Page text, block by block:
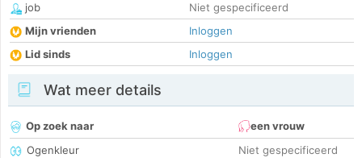
job
Niet gespecificeerd
Mijn vrienden
Inloggen
Lid sinds
Inloggen
Wat meer details
Op zoek naar
een vrouw
Ogenkleur
Niet gespecificeerd